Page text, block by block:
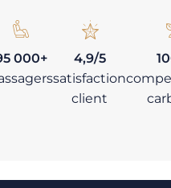
000+
4,9/5
satisfaction
client